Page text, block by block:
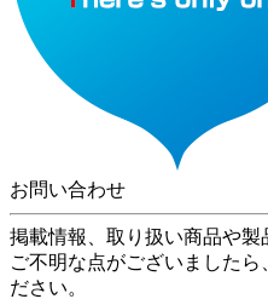
お問い合わせ
掲載情報、取り扱い商品や製
ご不明な点がございましたら
ださい。